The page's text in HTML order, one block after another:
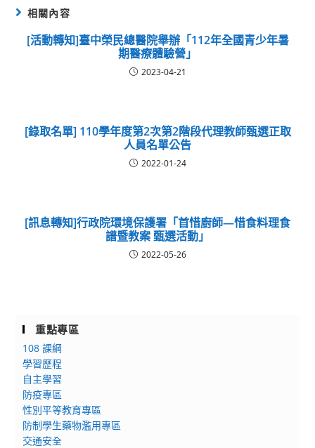
相關內容
[活動轉知]臺中榮民總醫院舉辦「112年全國青少年暑
期醫療體驗營」
2023-04-21
[錄取名單] 110學年度第2次第2階段代理教師甄選正取
人員名單公告
2022-01-24
[訊息轉知]行政院環境保護署「首惜廚師—惜食料理食
譜暨教案 甄選活動」
2022-05-26
重點專區
108 課綱
學習歷程
自主學習
防疫專區
性別平等教育專區
防制學生藥物濫用專區
交通安全